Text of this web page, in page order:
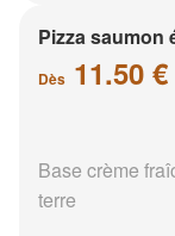
Pizza saumon
Dès 11.50 €
Base crème
terre